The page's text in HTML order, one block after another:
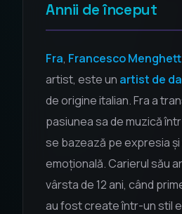
Annii de început
Fra, Francesco
artist, este un artist de
de origine italian. Fra a
pasiunea sa de muzică
se bazează pe expresia
emoțională. Carierul său
vârsta de 12 ani, când
au fost create într-un stil